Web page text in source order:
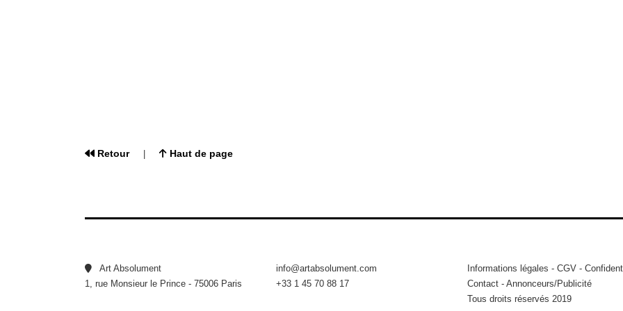
Retour| Haut de page
Art Absolument
1, rue Monsieur le Prince - 75006 Paris
info@artabsolument.com
+33 1 45 70 88 17
Informations légales - CGV -
Contact - Annonceurs/Publicité
Tous droits réservés 2019